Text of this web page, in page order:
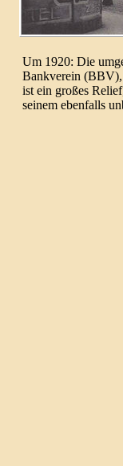
Um 1920: Die
Bankverein (BBV),
ist ein großes
seinem eben­falls